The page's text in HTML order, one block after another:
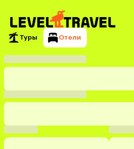
Туры Отели